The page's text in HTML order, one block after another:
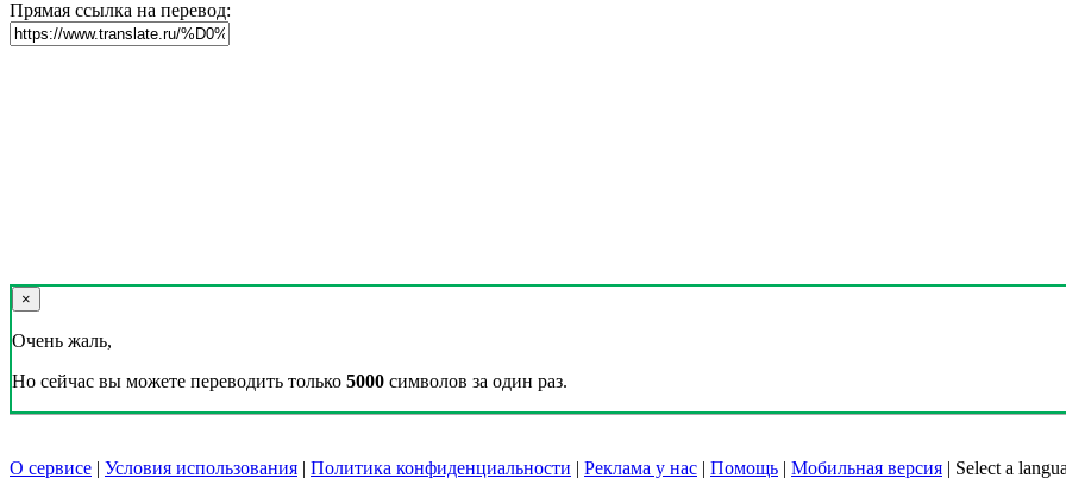
Прямая ссылка на перевод:
×
Очень жаль,
Но сейчас вы можете переводить только 5000 символов за один раз.
О сервисе | Условия использования | Политика конфиденциальности | Реклама у нас | Помощь | Мобильная версия | Select a